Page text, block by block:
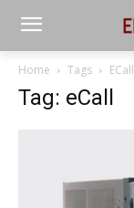
Home Tags ECall
Tag: eCall